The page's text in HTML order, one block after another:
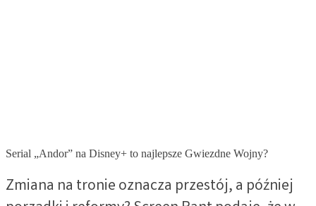
Serial „Andor” na Disney+ to najlepsze Gwiezdne Wojny?
Zmiana na tronie oznacza przestój, a później